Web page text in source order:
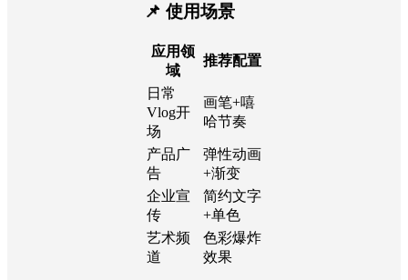
📌 使用场景
应用领
域
推荐配置
日常
Vlog开
场
画笔+嘻
哈节奏
产品广
告
弹性动画
+渐变
企业宣
传
简约文字
+单色
艺术频
道
色彩爆炸
效果